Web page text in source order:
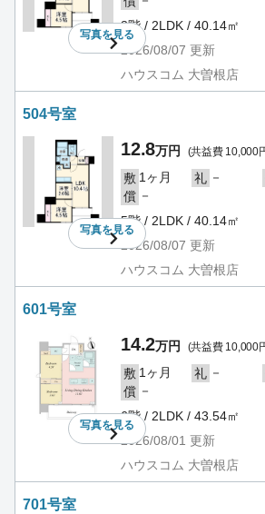
写真を見る
3階 / 2LDK / 40.14㎡
2026/08/07 更新
ハウスコム 大曽根店
504号室
写真を見る
12.8万円 (共益費 10,000
敷 1ヶ月 礼 －
償 －
5階 / 2LDK / 40.14㎡
2026/08/07 更新
ハウスコム 大曽根店
601号室
写真を見る
14.2万円 (共益費 10,000
敷 1ヶ月 礼 －
償 －
6階 / 2LDK / 43.54㎡
2026/08/01 更新
ハウスコム 大曽根店
701号室